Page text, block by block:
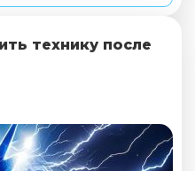
технику после